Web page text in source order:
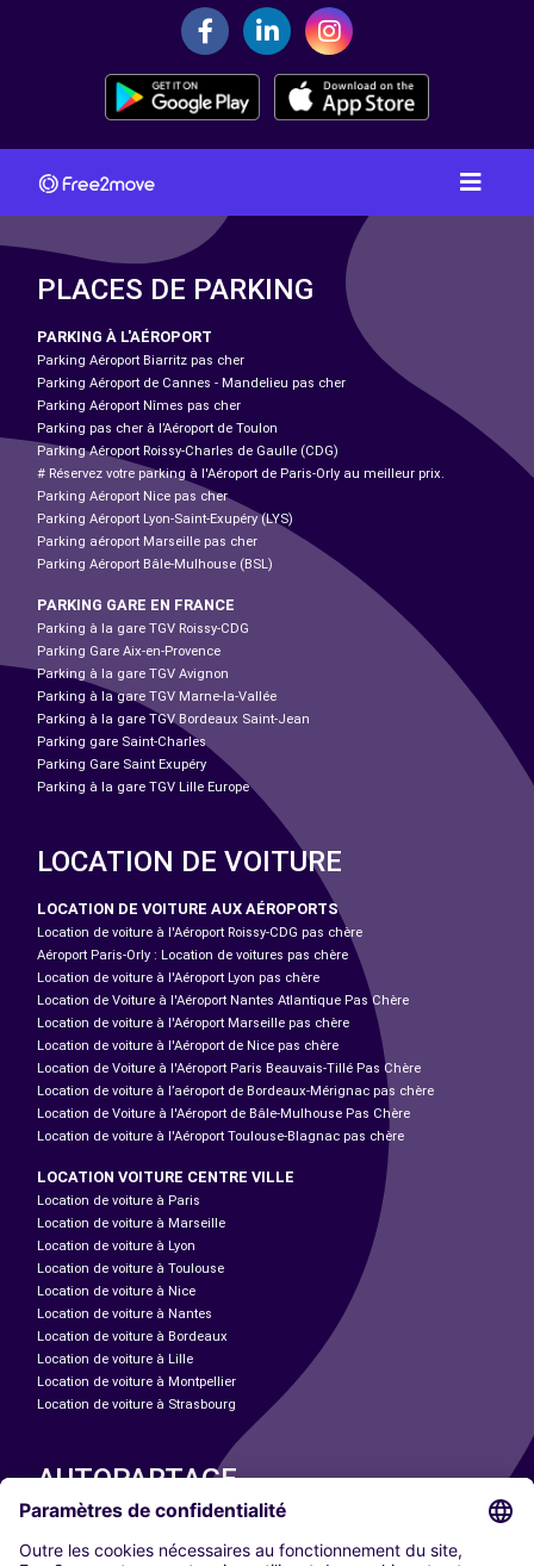
PLACES DE PARKING
PARKING À L'AÉROPORT
Parking Aéroport Biarritz pas cher
Parking Aéroport de Cannes - Mandelieu pas cher
Parking Aéroport Nîmes pas cher
Parking pas cher à l’Aéroport de Toulon
Parking Aéroport Roissy-Charles de Gaulle (CDG)
# Réservez votre parking à l'Aéroport de Paris-Orly au meilleur prix.
Parking Aéroport Nice pas cher
Parking Aéroport Lyon-Saint-Exupéry (LYS)
Parking aéroport Marseille pas cher
Parking Aéroport Bâle-Mulhouse (BSL)
PARKING GARE EN FRANCE
Parking à la gare TGV Roissy-CDG
Parking Gare Aix-en-Provence
Parking à la gare TGV Avignon
Parking à la gare TGV Marne-la-Vallée
Parking à la gare TGV Bordeaux Saint-Jean
Parking gare Saint-Charles
Parking Gare Saint Exupéry
Parking à la gare TGV Lille Europe
LOCATION DE VOITURE
LOCATION DE VOITURE AUX AÉROPORTS
Location de voiture à l'Aéroport Roissy-CDG pas chère
Aéroport Paris-Orly : Location de voitures pas chère
Location de voiture à l'Aéroport Lyon pas chère
Location de Voiture à l'Aéroport Nantes Atlantique Pas Chère
Location de voiture à l'Aéroport Marseille pas chère
Location de voiture à l'Aéroport de Nice pas chère
Location de Voiture à l'Aéroport Paris Beauvais-Tillé Pas Chère
Location de voiture à l’aéroport de Bordeaux-Mérignac pas chère
Location de Voiture à l'Aéroport de Bâle-Mulhouse Pas Chère
Location de voiture à l'Aéroport Toulouse-Blagnac pas chère
LOCATION VOITURE CENTRE VILLE
Location de voiture à Paris
Location de voiture à Marseille
Location de voiture à Lyon
Location de voiture à Toulouse
Location de voiture à Nice
Location de voiture à Nantes
Location de voiture à Bordeaux
Location de voiture à Lille
Location de voiture à Montpellier
Location de voiture à Strasbourg
AUTOPARTAGE
Paris